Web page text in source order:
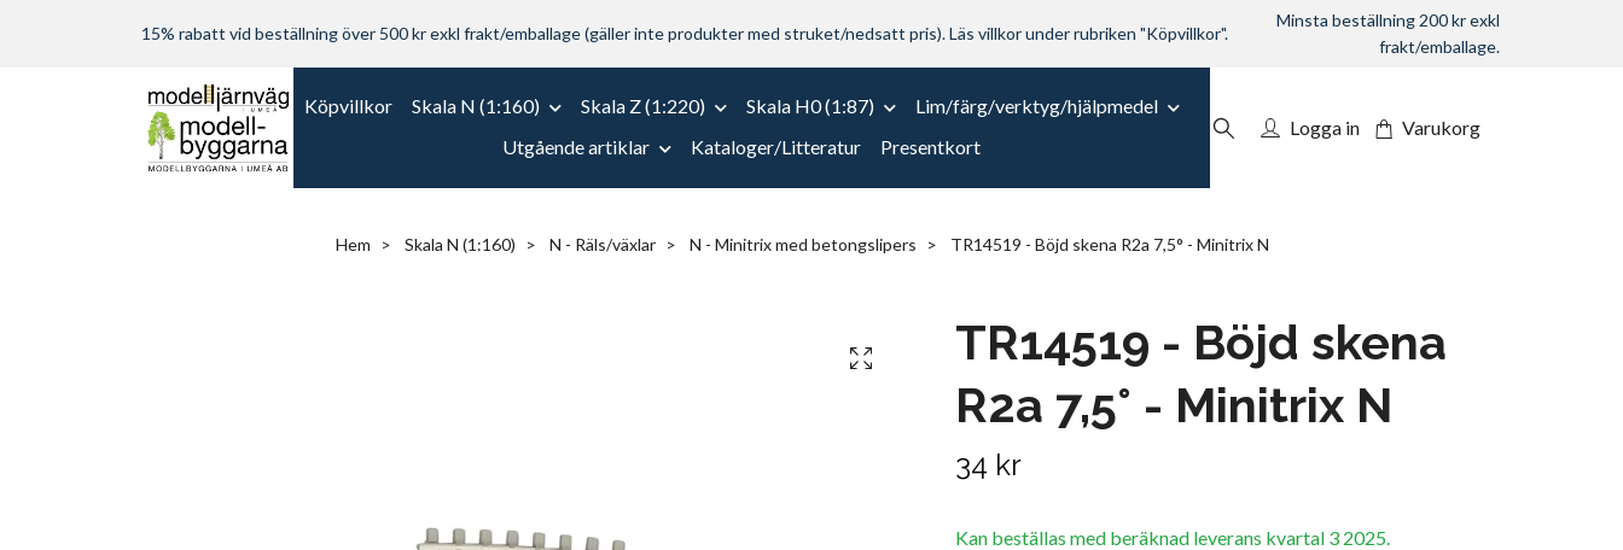
15% rabatt vid beställning över 500 kr exkl frakt/emballage (gäller inte produkter med struket/nedsatt pris). Läs villkor under rubriken "Köpvillkor".
Minsta beställning 200 kr exkl
frakt/emballage.
Köpvillkor Skala N (1:160) Skala Z (1:220) Skala H0 (1:87)
Lim/färg/verktyg/hjälpmedel
Utgående artiklar
Kataloger/Litteratur Presentkort
Logga in Varukorg
Hem Skala N (1:160) N - Räls/växlar N - Minitrix med betongslipers TR14519 - Böjd skena R2a 7,5° - Minitrix N
TR14519 - Böjd skena
R2a 7,5° - Minitrix N
34 kr
Kan beställas med beräknad leverans kvartal 3 2025.